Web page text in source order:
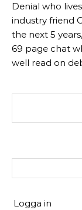
Denial who
industry friend
the next 5
69 page chat
well read on
Logga in